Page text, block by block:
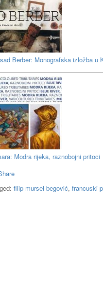
Berber: Monografska izložba u
Modra rijeka, raznobojni pritoci
filip mursel begović, francuski